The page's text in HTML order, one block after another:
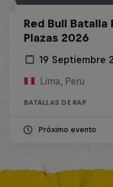
Red Bull Batalla
Plazas 2026
19 Septiembre
Lima, Peru
BATALLAS DE RAP
Próximo evento